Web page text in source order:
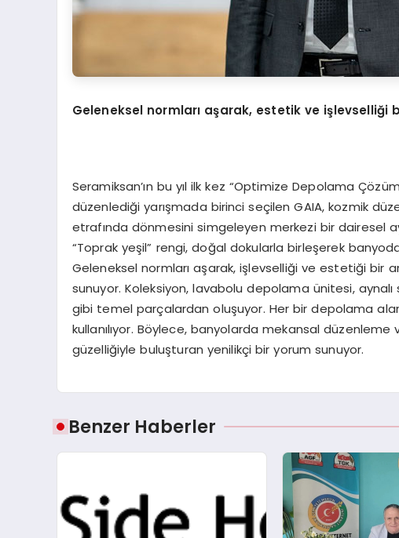
Geleneksel normları aşarak, estetik ve işlevselliği
Seramiksan’ın bu yıl ilk kez “Optimize Depolama
düzenlediği yarışmada birinci seçilen GAIA, kozmik
etrafında dönmesini simgeleyen merkezi bir dairesel
“Toprak yeşil” rengi, doğal dokularla birleşerek
Geleneksel normları aşarak, işlevselliği ve estetiği bir
sunuyor. Koleksiyon, lavabolu depolama ünitesi,
gibi temel parçalardan oluşuyor. Her bir depolama
kullanılıyor. Böylece, banyolarda mekansal
güzelliğiyle buluşturan yenilikçi bir yorum sunuyor.
Benzer Haberler